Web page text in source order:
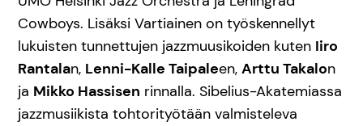
Cowboys. Lisäksi Vartiainen on työskennellyt
lukuisten tunnettujen jazzmuusikoiden kuten Iiro
Rantalan, Lenni-Kalle Taipaleen, Arttu Takalon
ja Mikko Hassisen rinnalla. Sibelius-Akatemiassa
jazzmusiikista tohtorityötään valmisteleva